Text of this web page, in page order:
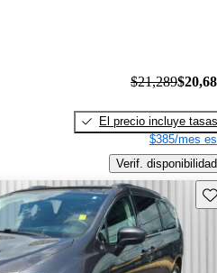
$21,289
El precio incluye tasas
$385/mes
Verif. disponibilidad